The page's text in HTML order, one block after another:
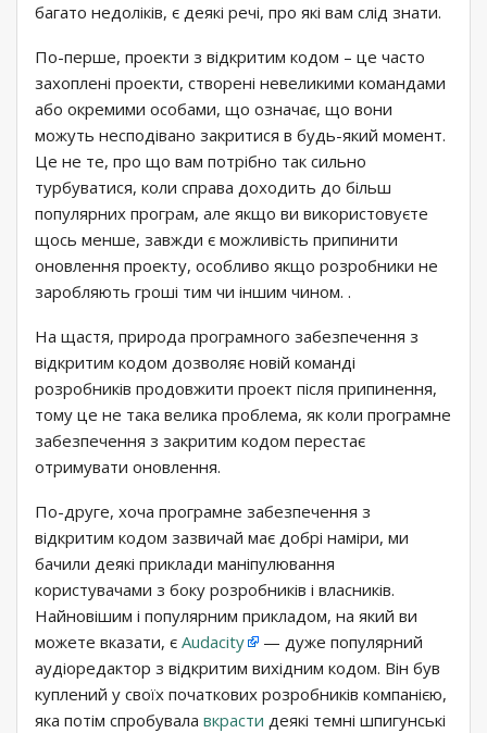
багато недоліків, є деякі речі, про які вам слід знати.
По-перше, проекти з відкритим кодом – це часто
захоплені проекти, створені невеликими командами
або окремими особами, що означає, що вони
можуть несподівано закритися в будь-який момент.
Це не те, про що вам потрібно так сильно
турбуватися, коли справа доходить до більш
популярних програм, але якщо ви використовуєте
щось менше, завжди є можливість припинити
оновлення проекту, особливо якщо розробники не
заробляють гроші тим чи іншим чином. .
На щастя, природа програмного забезпечення з
відкритим кодом дозволяє новій команді
розробників продовжити проект після припинення,
тому це не така велика проблема, як коли програмне
забезпечення з закритим кодом перестає
отримувати оновлення.
По-друге, хоча програмне забезпечення з
відкритим кодом зазвичай має добрі наміри, ми
бачили деякі приклади маніпулювання
користувачами з боку розробників і власників.
Найновішим і популярним прикладом, на який ви
можете вказати, є Audacity
— дуже популярний
аудіоредактор з відкритим вихідним кодом. Він був
куплений у своїх початкових розробників компанією,
яка потім спробувала вкрасти деякі темні шпигунські